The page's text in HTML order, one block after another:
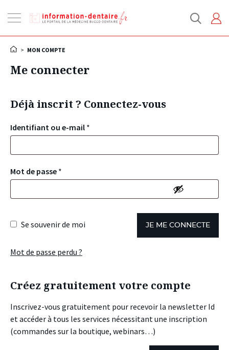
la
> MON COMPTE
Me connecter
Déjà inscrit ? Connectez-vous
Identifiant ou e-mail *
Mot de passe *
Se souvenir de moi JE ME CONNECTE
Mot de passe perdu ?
Créez gratuitement votre compte
Inscrivez-vous gratuitement pour recevoir la newsletter Id
et accéder à tous les services nécessitant une inscription
(commandes sur la boutique, webinars…)